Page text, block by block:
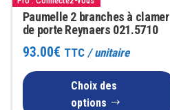
Paumelle 2 branches à clamer
de porte Reynaers 021.5710
93.00€ TTC/ unitaire
Choix des
options
variations.
Les
peuvent
être